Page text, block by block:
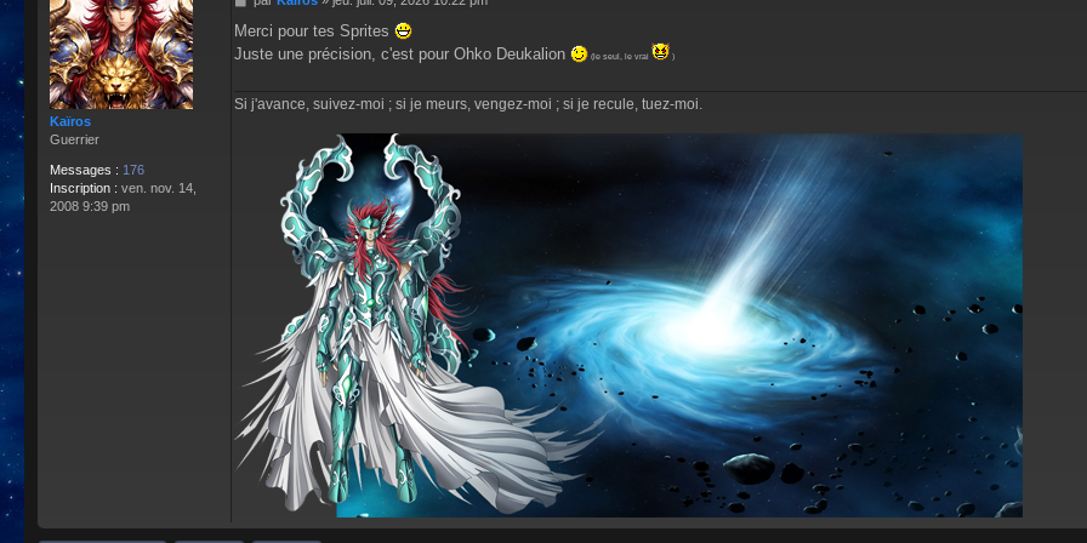
Kaïros
Guerrier
Messages : 176
Inscription : ven. nov. 14,
2008 9:39 pm
s
s
e
Merci pour tes Sprites
Juste une précision, c'est pour Ohko Deukalion
(le seul, le vrai )
Si j'avance, suivez-moi ; si je meurs, vengez-moi ; si je recule, tuez-moi.